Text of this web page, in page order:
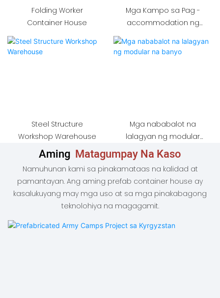
Folding Worker
Container House
Mga Kampo sa Pag -
accommodation ng
Steel Structure
Workshop Warehouse
Mga nababalot na
lalagyan ng modular
na banyo
Aming Matagumpay Na Kaso
Namuhunan kami sa pinakamataas na kalidad at
pamantayan. Ang aming prefab container house ay
kasalukuyang may mga uso at sa mga pinakabagong
teknolohiya na magagamit.